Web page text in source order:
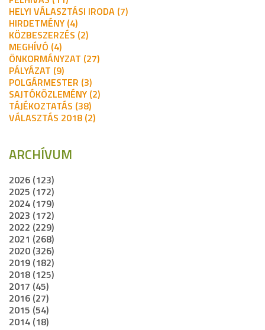
HELYI VÁLASZTÁSI IRODA (7)
HIRDETMÉNY (4)
KÖZBESZERZÉS (2)
MEGHÍVÓ (4)
ÖNKORMÁNYZAT (27)
PÁLYÁZAT (9)
POLGÁRMESTER (3)
SAJTÓKÖZLEMÉNY (2)
TÁJÉKOZTATÁS (38)
VÁLASZTÁS 2018 (2)
ARCHÍVUM
2026 (123)
2025 (172)
2024 (179)
2023 (172)
2022 (229)
2021 (268)
2020 (326)
2019 (182)
2018 (125)
2017 (45)
2016 (27)
2015 (54)
2014 (18)